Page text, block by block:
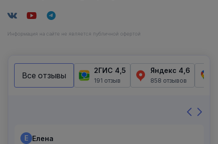
Информация на сайте не является публичной офертой